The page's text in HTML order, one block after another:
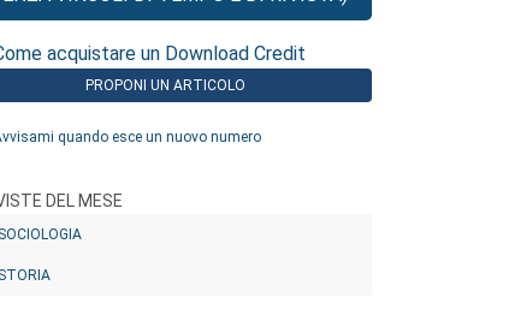
acquistare un Download Credit
PROPONI UN ARTICOLO
quando esce un nuovo numero
DEL MESE
SOCIOLOGIA
STORIA